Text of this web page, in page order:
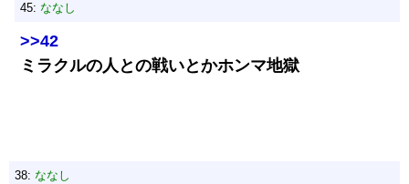
45: ななし
>>42
ミラクルの人との戦いとかホンマ地獄
38: ななし